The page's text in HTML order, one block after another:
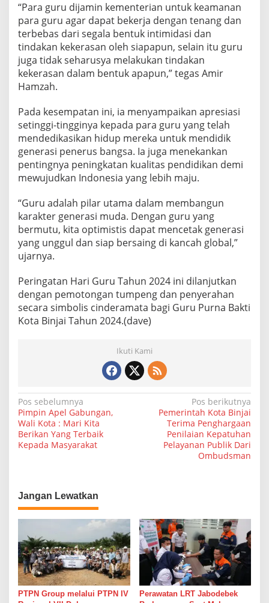
“Para guru dijamin kementerian untuk keamanan
para guru agar dapat bekerja dengan tenang dan
terbebas dari segala bentuk intimidasi dan
tindakan kekerasan oleh siapapun, selain itu guru
juga tidak seharusya melakukan tindakan
kekerasan dalam bentuk apapun,” tegas Amir
Hamzah.
Pada kesempatan ini, ia menyampaikan apresiasi
setinggi-tingginya kepada para guru yang telah
mendedikasikan hidup mereka untuk mendidik
generasi penerus bangsa. Ia juga menekankan
pentingnya peningkatan kualitas pendidikan demi
mewujudkan Indonesia yang lebih maju.
“Guru adalah pilar utama dalam membangun
karakter generasi muda. Dengan guru yang
bermutu, kita optimistis dapat mencetak generasi
yang unggul dan siap bersaing di kancah global,”
ujarnya.
Peringatan Hari Guru Tahun 2024 ini dilanjutkan
dengan pemotongan tumpeng dan penyerahan
secara simbolis cinderamata bagi Guru Purna Bakti
Kota Binjai Tahun 2024.(dave)
Ikuti Kami
N
a
v
a
s
i
p
o
s
Pos sebelumnya
Pimpin Apel Gabungan,
Wali Kota : Mari Kita
Berikan Yang Terbaik
Kepada Masyarakat
Pos berikutnya
Pemerintah Kota Binjai
Terima Penghargaan
Penilaian Kepatuhan
Pelayanan Publik Dari
Ombudsman
Jangan Lewatkan
PTPN Group melalui PTPN IV
Perawatan LRT Jabodebek